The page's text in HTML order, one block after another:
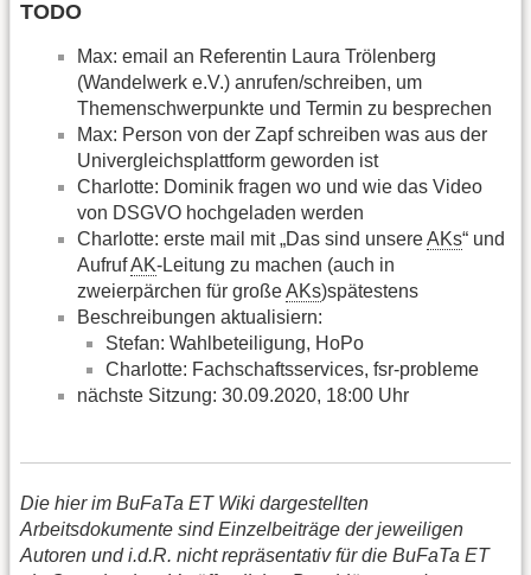
TODO
Max: email an Referentin Laura Trölenberg
(Wandelwerk e.V.) anrufen/schreiben, um
Themenschwerpunkte und Termin zu besprechen
Max: Person von der Zapf schreiben was aus der
Univergleichsplattform geworden ist
Charlotte: Dominik fragen wo und wie das Video
von DSGVO hochgeladen werden
Charlotte: erste mail mit „Das sind unsereAKs“ und
AufrufAK-Leitung zu machen (auch in
zweierpärchen für großeAKs)spätestens
Beschreibungen aktualisiern:
Stefan: Wahlbeteiligung, HoPo
Charlotte: Fachschaftsservices, fsr-probleme
nächste Sitzung: 30.09.2020, 18:00 Uhr
Die hier im BuFaTa ET Wiki dargestellten
Arbeitsdokumente sind Einzelbeiträge der jeweiligen
Autoren und i.d.R. nicht repräsentativ für die BuFaTa ET